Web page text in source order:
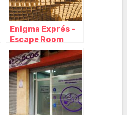
Enigma Exprés –
Escape Room
(Sevilla), Sevilla –
Andalucía